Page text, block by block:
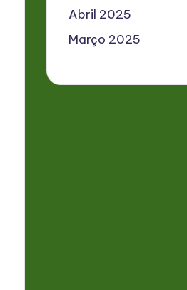
Abril 2025
Março 2025